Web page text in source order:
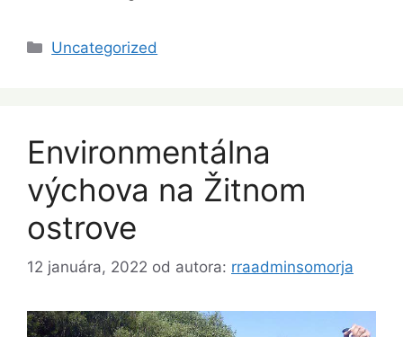
Kategórie
Uncategorized
Environmentálna
výchova na Žitnom
ostrove
12 januára, 2022 od autora: rraadminsomorja